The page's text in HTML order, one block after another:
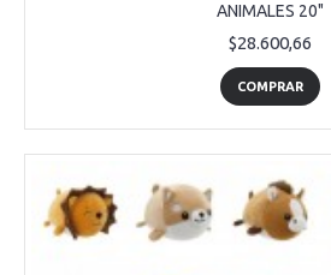
ANIMALES 20"
$28.600,66
COMPRAR